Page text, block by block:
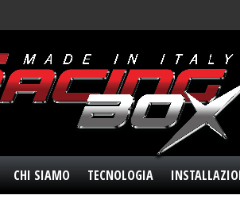
CHI SIAMO TECNOLOGIA